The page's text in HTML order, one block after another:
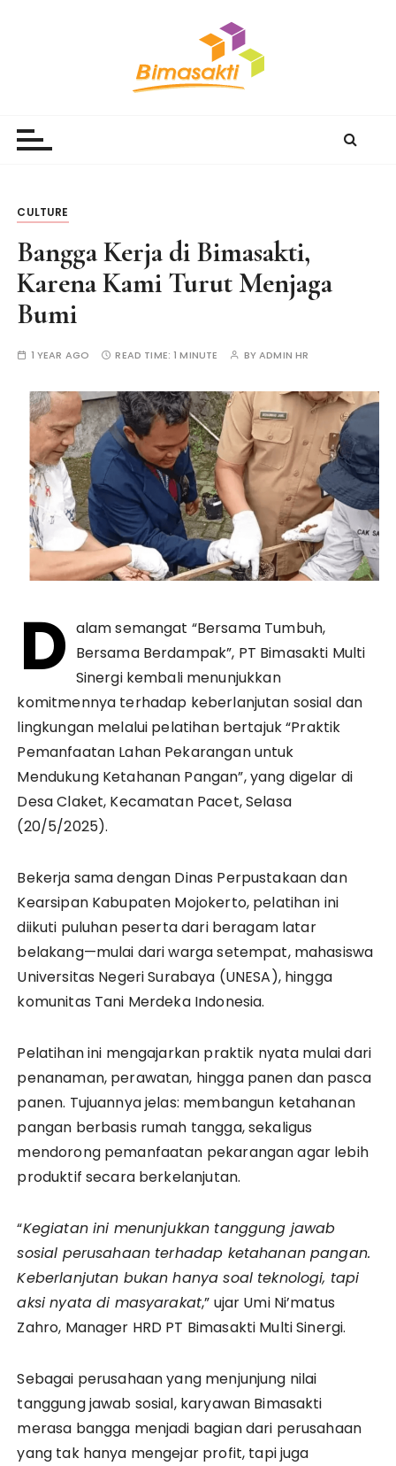
CULTURE
Bangga Kerja di Bimasakti,
Karena Kami Turut Menjaga
Bumi
1 YEAR AGO READ TIME:1 MINUTE BYADMIN HR
D alam semangat “Bersama Tumbuh,
Bersama Berdampak”, PT Bimasakti Multi
Sinergi kembali menunjukkan
komitmennya terhadap keberlanjutan sosial dan
lingkungan melalui pelatihan bertajuk “Praktik
Pemanfaatan Lahan Pekarangan untuk
Mendukung Ketahanan Pangan”, yang digelar di
Desa Claket, Kecamatan Pacet, Selasa
(20/5/2025).
Bekerja sama dengan Dinas Perpustakaan dan
Kearsipan Kabupaten Mojokerto, pelatihan ini
diikuti puluhan peserta dari beragam latar
belakang—mulai dari warga setempat, mahasiswa
Universitas Negeri Surabaya (UNESA), hingga
komunitas Tani Merdeka Indonesia.
Pelatihan ini mengajarkan praktik nyata mulai dari
penanaman, perawatan, hingga panen dan pasca
panen. Tujuannya jelas: membangun ketahanan
pangan berbasis rumah tangga, sekaligus
mendorong pemanfaatan pekarangan agar lebih
produktif secara berkelanjutan.
“Kegiatan ini menunjukkan tanggung jawab
sosial perusahaan terhadap ketahanan pangan.
Keberlanjutan bukan hanya soal teknologi, tapi
aksi nyata di masyarakat,” ujar Umi Ni’matus
Zahro, Manager HRD PT Bimasakti Multi Sinergi.
Sebagai perusahaan yang menjunjung nilai
tanggung jawab sosial, karyawan Bimasakti
merasa bangga menjadi bagian dari perusahaan
yang tak hanya mengejar profit, tapi juga